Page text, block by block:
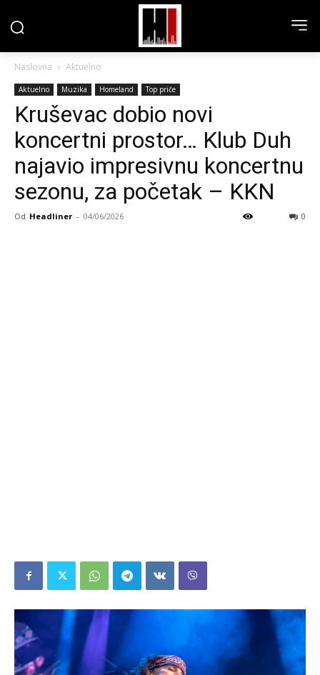
Naslovna Aktuelno
Aktuelno Muzika Homeland Top priče
Kruševac dobio novi
koncertni prostor… Klub Duh
najavio impresivnu koncertnu
sezonu, za početak – KKN
Od Headliner - 04/06/2026 0